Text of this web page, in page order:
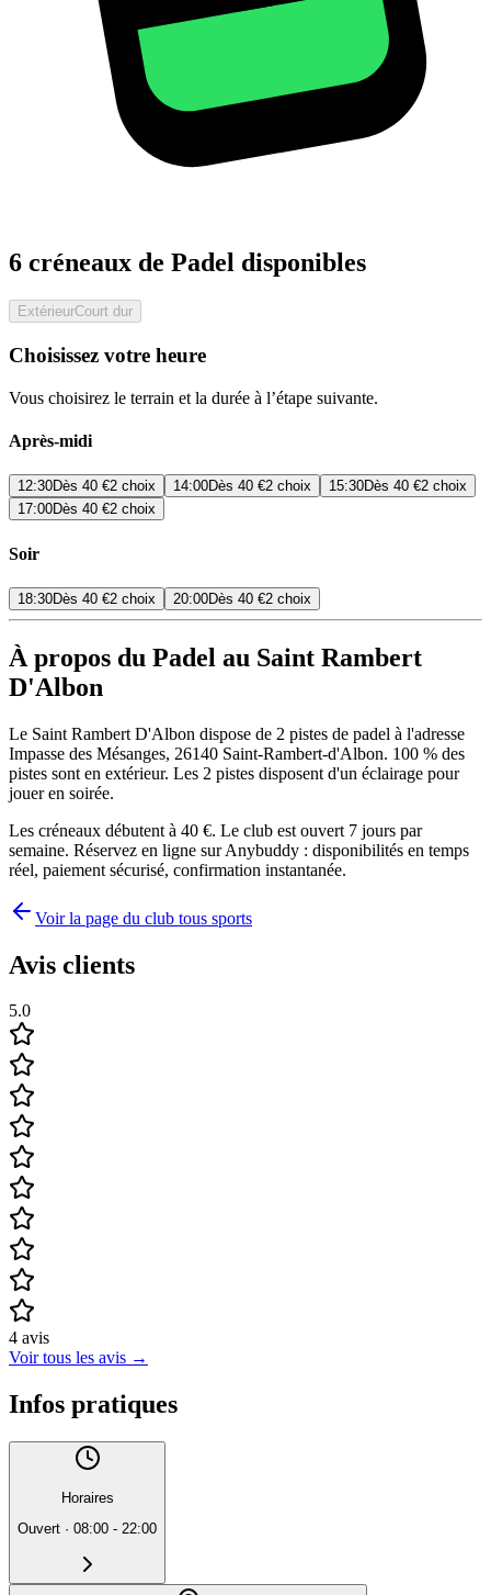
6 créneaux de Padel disponibles
ExtérieurCourt dur
Choisissez votre heure
Vous choisirez le terrain et la durée à l’étape suivante.
Après-midi
12:30Dès 40 €2 choix 14:00Dès 40 €2 choix 15:30Dès 40 €2 choix
17:00Dès 40 €2 choix
Soir
18:30Dès 40 €2 choix 20:00Dès 40 €2 choix
À propos du Padel au Saint Rambert
D'Albon
Le Saint Rambert D'Albon dispose de 2 pistes de padel à l'adresse
Impasse des Mésanges, 26140 Saint-Rambert-d'Albon. 100 % des
pistes sont en extérieur. Les 2 pistes disposent d'un éclairage pour
jouer en soirée.
Les créneaux débutent à 40 €. Le club est ouvert 7 jours par
semaine. Réservez en ligne sur Anybuddy : disponibilités en temps
réel, paiement sécurisé, confirmation instantanée.
Voir la page du club tous sports
Avis clients
5.0
4 avis
Voir tous les avis →
Infos pratiques
Horaires
Ouvert · 08:00 - 22:00